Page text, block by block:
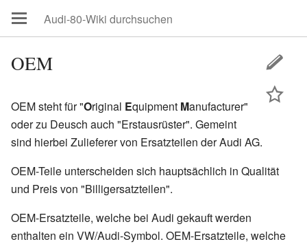
OEM
OEM steht für "Original Equipment Manufacturer"
oder zu Deusch auch "Erstausrüster". Gemeint
sind hierbei Zulieferer von Ersatzteilen der Audi AG.
OEM-Teile unterscheiden sich hauptsächlich in Qualität
und Preis von "Billigersatzteilen".
OEM-Ersatzteile, welche bei Audi gekauft werden
enthalten ein VW/Audi-Symbol. OEM-Ersatzteile, welche